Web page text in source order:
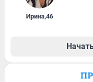
Ирина,46